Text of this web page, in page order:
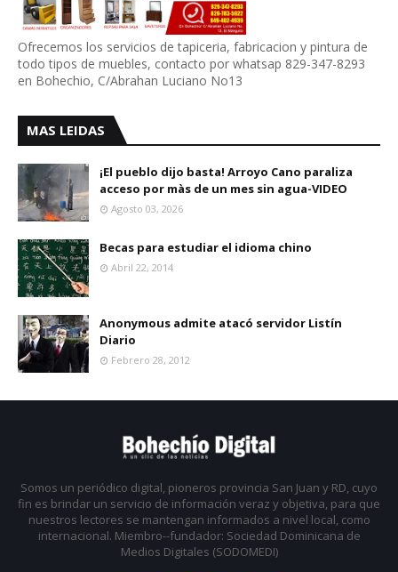
Ofrecemos los servicios de tapiceria, fabricacion y pintura de
todo tipos de muebles, contacto por whatsap 829-347-8293
en Bohechio, C/Abrahan Luciano No13
MAS LEIDAS
¡El pueblo dijo basta! Arroyo Cano paraliza
acceso por màs de un mes sin agua-VIDEO
Agosto 03, 2026
Becas para estudiar el idioma chino
Abril 22, 2014
Anonymous admite atacó servidor Listín
Diario
Febrero 28, 2012
Somos un periódico digital, pioneros provincia San Juan y RD, cuyo
fin es brindar un servicio de información veraz y objetiva, para que
nuestros lectores se mantengan informados a nivel local, como
internacional. Miembro--fundador: Sociedad Dominicana de
Medios Digitales (SODOMEDI)